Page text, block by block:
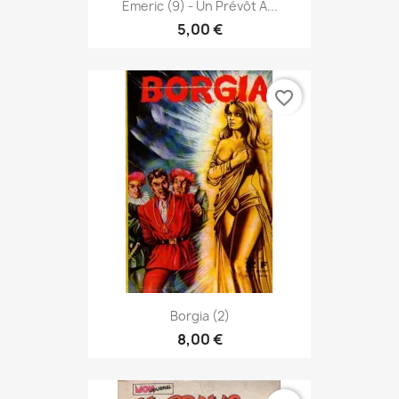
Emeric (9) - Un Prévôt À...
5,00 €
Borgia (2)
8,00 €
favorite_border